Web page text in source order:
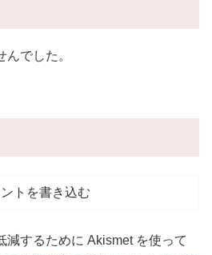
でした。
トを書き込む
減するために Akismet を使って